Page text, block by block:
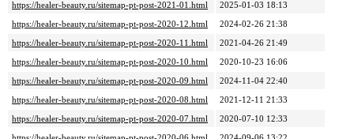
https://healer-beauty.ru/sitemap-pt-post-2021-01.html
2025-01-03 18:13
https://healer-beauty.ru/sitemap-pt-post-2020-12.html
2024-02-26 21:38
https://healer-beauty.ru/sitemap-pt-post-2020-11.html
2021-04-26 21:49
https://healer-beauty.ru/sitemap-pt-post-2020-10.html
2020-10-23 16:06
https://healer-beauty.ru/sitemap-pt-post-2020-09.html
2024-11-04 22:40
https://healer-beauty.ru/sitemap-pt-post-2020-08.html
2021-12-11 21:33
https://healer-beauty.ru/sitemap-pt-post-2020-07.html
2020-07-10 12:33